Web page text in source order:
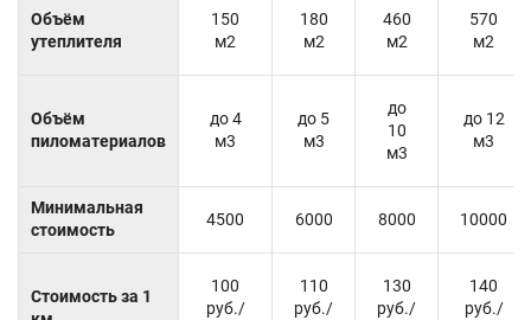
Объём
утеплителя
150
м2
180
м2
460
м2
570
м2
Объём
пиломатериалов
до 4
м3
до 5
м3
до
10
м3
до 12
м3
Минимальная
стоимость
4500 6000 8000 10000
Стоимость за 1
100
руб./
110
руб./
130
руб./
140
руб./